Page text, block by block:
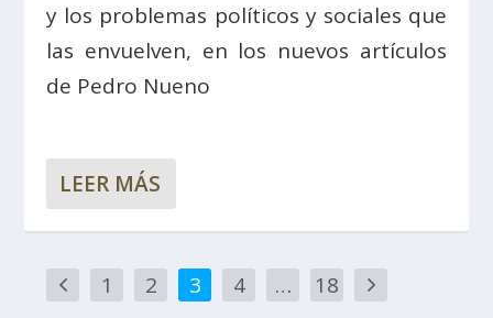
y los problemas políticos y sociales que
las envuelven, en los nuevos artículos
de Pedro Nueno
LEER MÁS
1 2 3 4 … 18